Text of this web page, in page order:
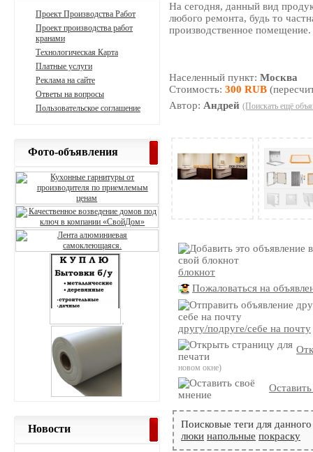
На сегодня, данный вид
любого ремонта, будь то
производственное помещение.
Населенный пункт:Москва
Стоимость:300 RUB
Автор: Андрей (Поискать ещё
блокнот
Пожаловаться на
другу/подруге/себе на почту
новом окне)
Поисковые теги для
люки напольные покраску
Проект Производства Работ
Проект производства работ
кранами
Технологическая Карта
Платные услуги
Реклама на сайте
Ответы на вопросы
Пользовательское соглашение
Фото-объявления
Новости